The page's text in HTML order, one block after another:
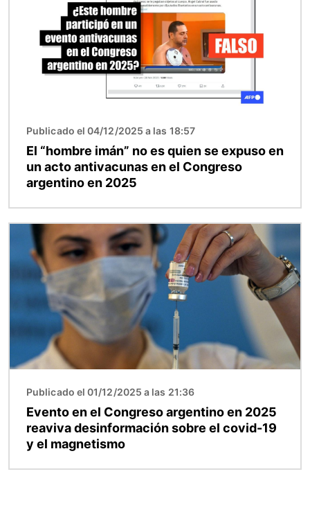
Publicado el 04/12/2025 a las 18:57
El “hombre imán” no es quien se expuso en
un acto antivacunas en el Congreso
argentino en 2025
Imagen
Publicado el 01/12/2025 a las 21:36
Evento en el Congreso argentino en 2025
reaviva desinformación sobre el covid-19
y el magnetismo